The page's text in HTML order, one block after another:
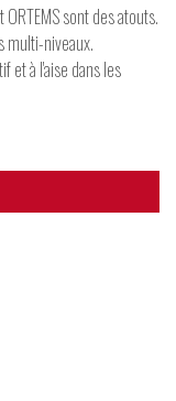
sont des atouts.
multi-niveaux.
et à l'aise dans les